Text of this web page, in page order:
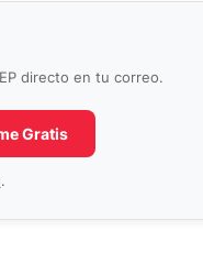
directo en tu correo.
Gratis
.